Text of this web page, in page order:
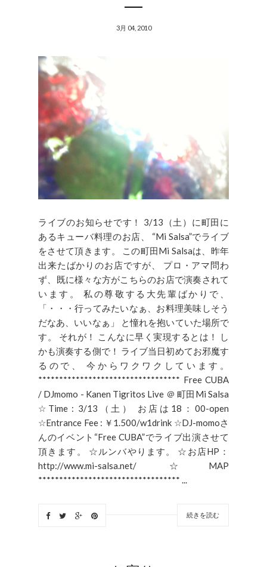
3月 04, 2010
ライブのお知らせです！ 3/13（土）に町田に
あるキューバ料理のお店、 “Mi Salsa”でライブ
をさせて頂きます。 この町田Mi Salsaは、昨年
出来たばかりのお店ですが、 プロ・アマ問わ
ず、既に様々な方がこちらのお店で演奏されて
います。 私の尊敬する大先輩ばかりで、
「・・・行ってみたいなぁ、お料理美味しそう
だなあ、いいなぁ」 と憧れを抱いていた場所で
す。 それが！ こんなに早く実現するとは！ し
かも演奏する側で！ ライブ当日初めてお邪魔す
るので、 今からワクワクしています。
********************************** Free CUBA
/ DJmomo - Kanen Tigritos Live ＠ 町田Mi Salsa
☆Time : 3/13（土） お店は18：00-open
☆Entrance Fee : ￥1.500/w1drink ☆DJ-momoさ
んのイベント“Free CUBA”でライブ出演させて
頂きます。 ☆ルンバやります。 ☆お店HP：
http://www.mi-salsa.net/ ☆MAP
********************************** ...
続きを読む